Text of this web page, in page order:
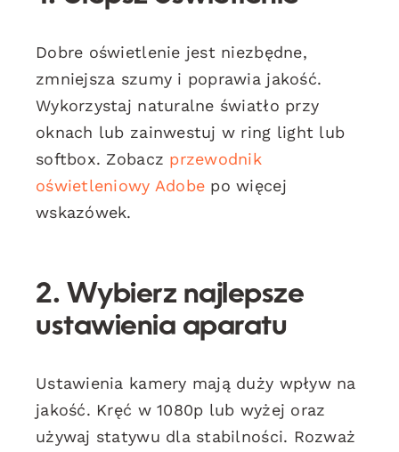
Dobre oświetlenie jest niezbędne,
zmniejsza szumy i poprawia jakość.
Wykorzystaj naturalne światło przy
oknach lub zainwestuj w ring light lub
softbox. Zobacz przewodnik
oświetleniowy Adobe po więcej
wskazówek.
2. Wybierz najlepsze
ustawienia aparatu
Ustawienia kamery mają duży wpływ na
jakość. Kręć w 1080p lub wyżej oraz
używaj statywu dla stabilności. Rozważ